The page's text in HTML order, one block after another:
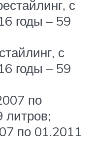
с
годы – 59
с
годы – 59
по
литров;
по 01.2011